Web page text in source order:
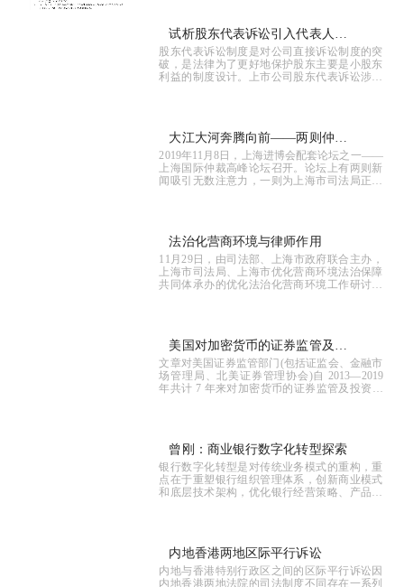
试析股东代表诉讼引入代表人诉
讼制度的合理性 ——从上市公
司股东代表诉讼的角度分析
股东代表诉讼制度是对公司直接诉讼制度的突
破，是法律为了更好地保护股东主要是小股东
利益的制度设计。上市公司股东代表诉讼涉及
大江大河奔腾向前——两则仲裁
界新闻有感
2019年11月8日，上海进博会配套论坛之一——
上海国际仲裁高峰论坛召开。论坛上有两则新
闻吸引无数注意力，一则为上海市司法局正式
法治化营商环境与律师作用
11月29日，由司法部、上海市政府联合主办，
上海市司法局、上海市优化营商环境法治保障
共同体承办的优化法治化营商环境工作研讨会
美国对加密货币的证券监管及对
中国的启示
文章对美国证券监管部门(包括证监会、金融市
场管理局、北美证券管理协会)自 2013—2019
年共计 7 年来对加密货币的证券监管及投资者
曾刚：商业银行数字化转型探索
银行数字化转型是对传统业务模式的重构，重
点在于重塑银行组织管理体系，创新商业模式
和底层技术架构，优化银行经营策略、产品服
内地香港两地区际平行诉讼
内地与香港特别行政区之间的区际平行诉讼因
内地香港两地法院的司法制度不同存在一系列